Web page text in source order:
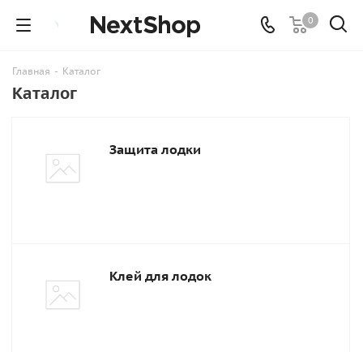
0
Главная - Каталог
Каталог
Защита лодки
Клей для лодок